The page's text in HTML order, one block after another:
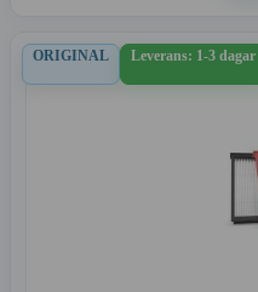
ORIGINAL Leverans: 1-3 dagar